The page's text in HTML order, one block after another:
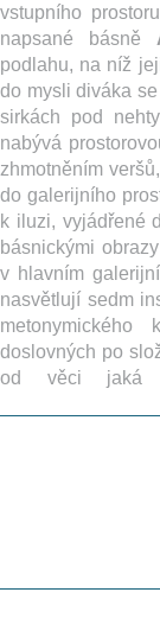
vstupního
napsané básně
podlahu, na níž
do mysli diváka se
sirkách pod
nabývá
zhmotněním
do galerijního
k iluzi, vyjádřené
básnickými
v hlavním
nasvětlují sedm
metonymického
doslovných po
od věci jaká